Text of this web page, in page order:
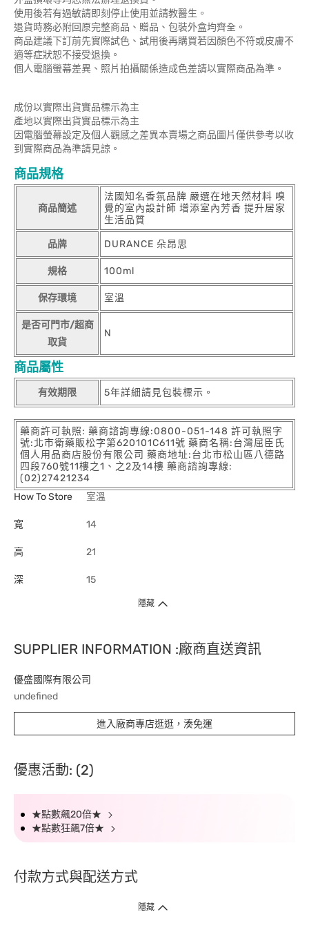
使用後若有過敏請即刻停止使用並請教醫生。
退貨時務必附回原完整商品、贈品、包裝外盒均齊全。
商品建議下訂前先實際試色、試用後再購買若因顏色不符或皮膚不
適等症狀恕不接受退換。
個人電腦螢幕差異、照片拍攝關係造成色差請以實際商品為準。
成份以實際出貨實品標示為主
產地以實際出貨實品標示為主
因電腦螢幕設定及個人觀感之差異本賣場之商品圖片僅供參考以收
到實際商品為準請見諒。
商品規格
商品簡述
法國知名香氛品牌 嚴選在地天然材料 嗅
覺的室內設計師 增添室內芳香 提升居家
生活品質
品牌 DURANCE 朵昂思
規格 100ml
保存環境 室溫
是否可門市/超商
取貨
N
商品屬性
有效期限 5年詳細請見包裝標示。
藥商許可執照: 藥商諮詢專線:0800-051-148 許可執照字
號:北市衛藥販松字第620101C611號 藥商名稱:台灣屈臣氏
個人用品商店股份有限公司 藥商地址:台北市松山區八德路
四段760號11樓之1、之2及14樓 藥商諮詢專線:
(02)27421234
How To Store
室溫
寬 14
高 21
深 15
隱藏
SUPPLIER INFORMATION :廠商直送資訊
優盛國際有限公司
undefined
進入廠商專店逛逛，湊免運
優惠活動: (2)
★點數飆20倍★
★點數狂飆7倍★
付款方式與配送方式
隱藏